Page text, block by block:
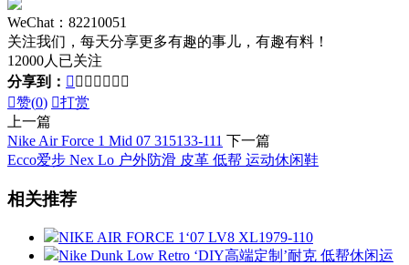
WeChat：82210051
关注我们，每天分享更多有趣的事儿，有趣有料！
12000人已关注
分享到：       
赞(0) 打赏
上一篇
Nike Air Force 1 Mid 07 315133-111 下一篇
Ecco爱步 Nex Lo 户外防滑 皮革 低帮 运动休闲鞋
相关推荐
NIKE AIR FORCE 1‘07 LV8 XL1979-110
Nike Dunk Low Retro ‘DIY高端定制’耐克 低帮休闲运